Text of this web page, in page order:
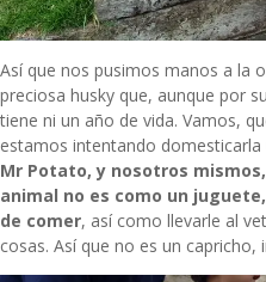
Así que nos pusimos manos a la
preciosa husky que, aunque por
tiene ni un año de vida. Vamos,
estamos intentando domesticarla
Mr Potato, y nosotros
animal no es como un
de comer, así como llevarle al
cosas. Así que no es un